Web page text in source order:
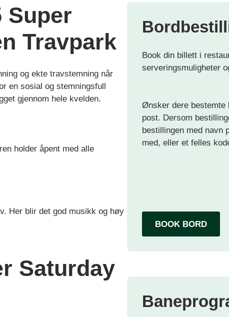
Super
Travpark
og ekte travstemning når
en sosial og stemningsfull
gjennom hele kvelden.
holder åpent med alle
Her blir det god musikk og høy
Saturday
Book din billett i
serveringsmuligheter
Ønsker dere bestemte
post. Dersom
bestillingen med navn
med, eller et felles
BOOK BORD